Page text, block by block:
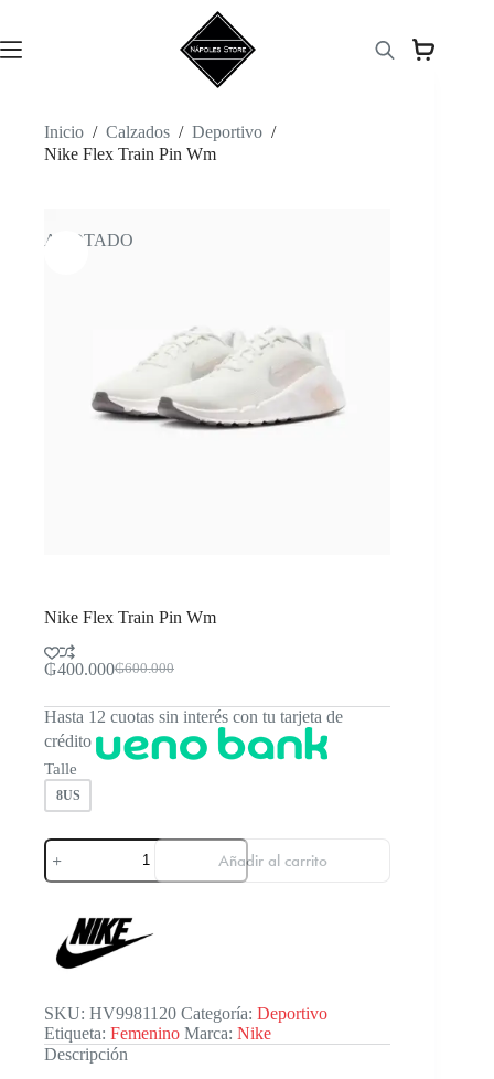
contenido
Inicio / Calzados / Deportivo /
Nike Flex Train Pin Wm
AGOTADO
Nike Flex Train Pin Wm
₲600.000
El
original
era:
₲600.000.
₲400.000El
actual
es:
₲400.000.
Hasta 12 cuotas sin interés con tu tarjeta de
crédito
Talle
8US
Nike
Flex
Train
cantidad
Añadir al carrito
SKU: HV9981120 Categoría: Deportivo
Etiqueta: Femenino Marca: Nike
Descripción